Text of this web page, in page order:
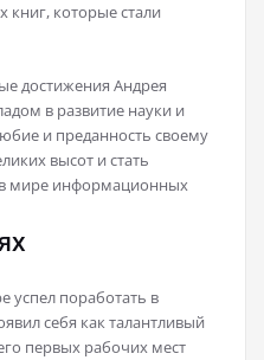
книг, которые стали
достижения Андрея
в развитие науки и
и преданность своему
высот и стать
мире информационных
успел поработать в
себя как талантливый
первых рабочих мест